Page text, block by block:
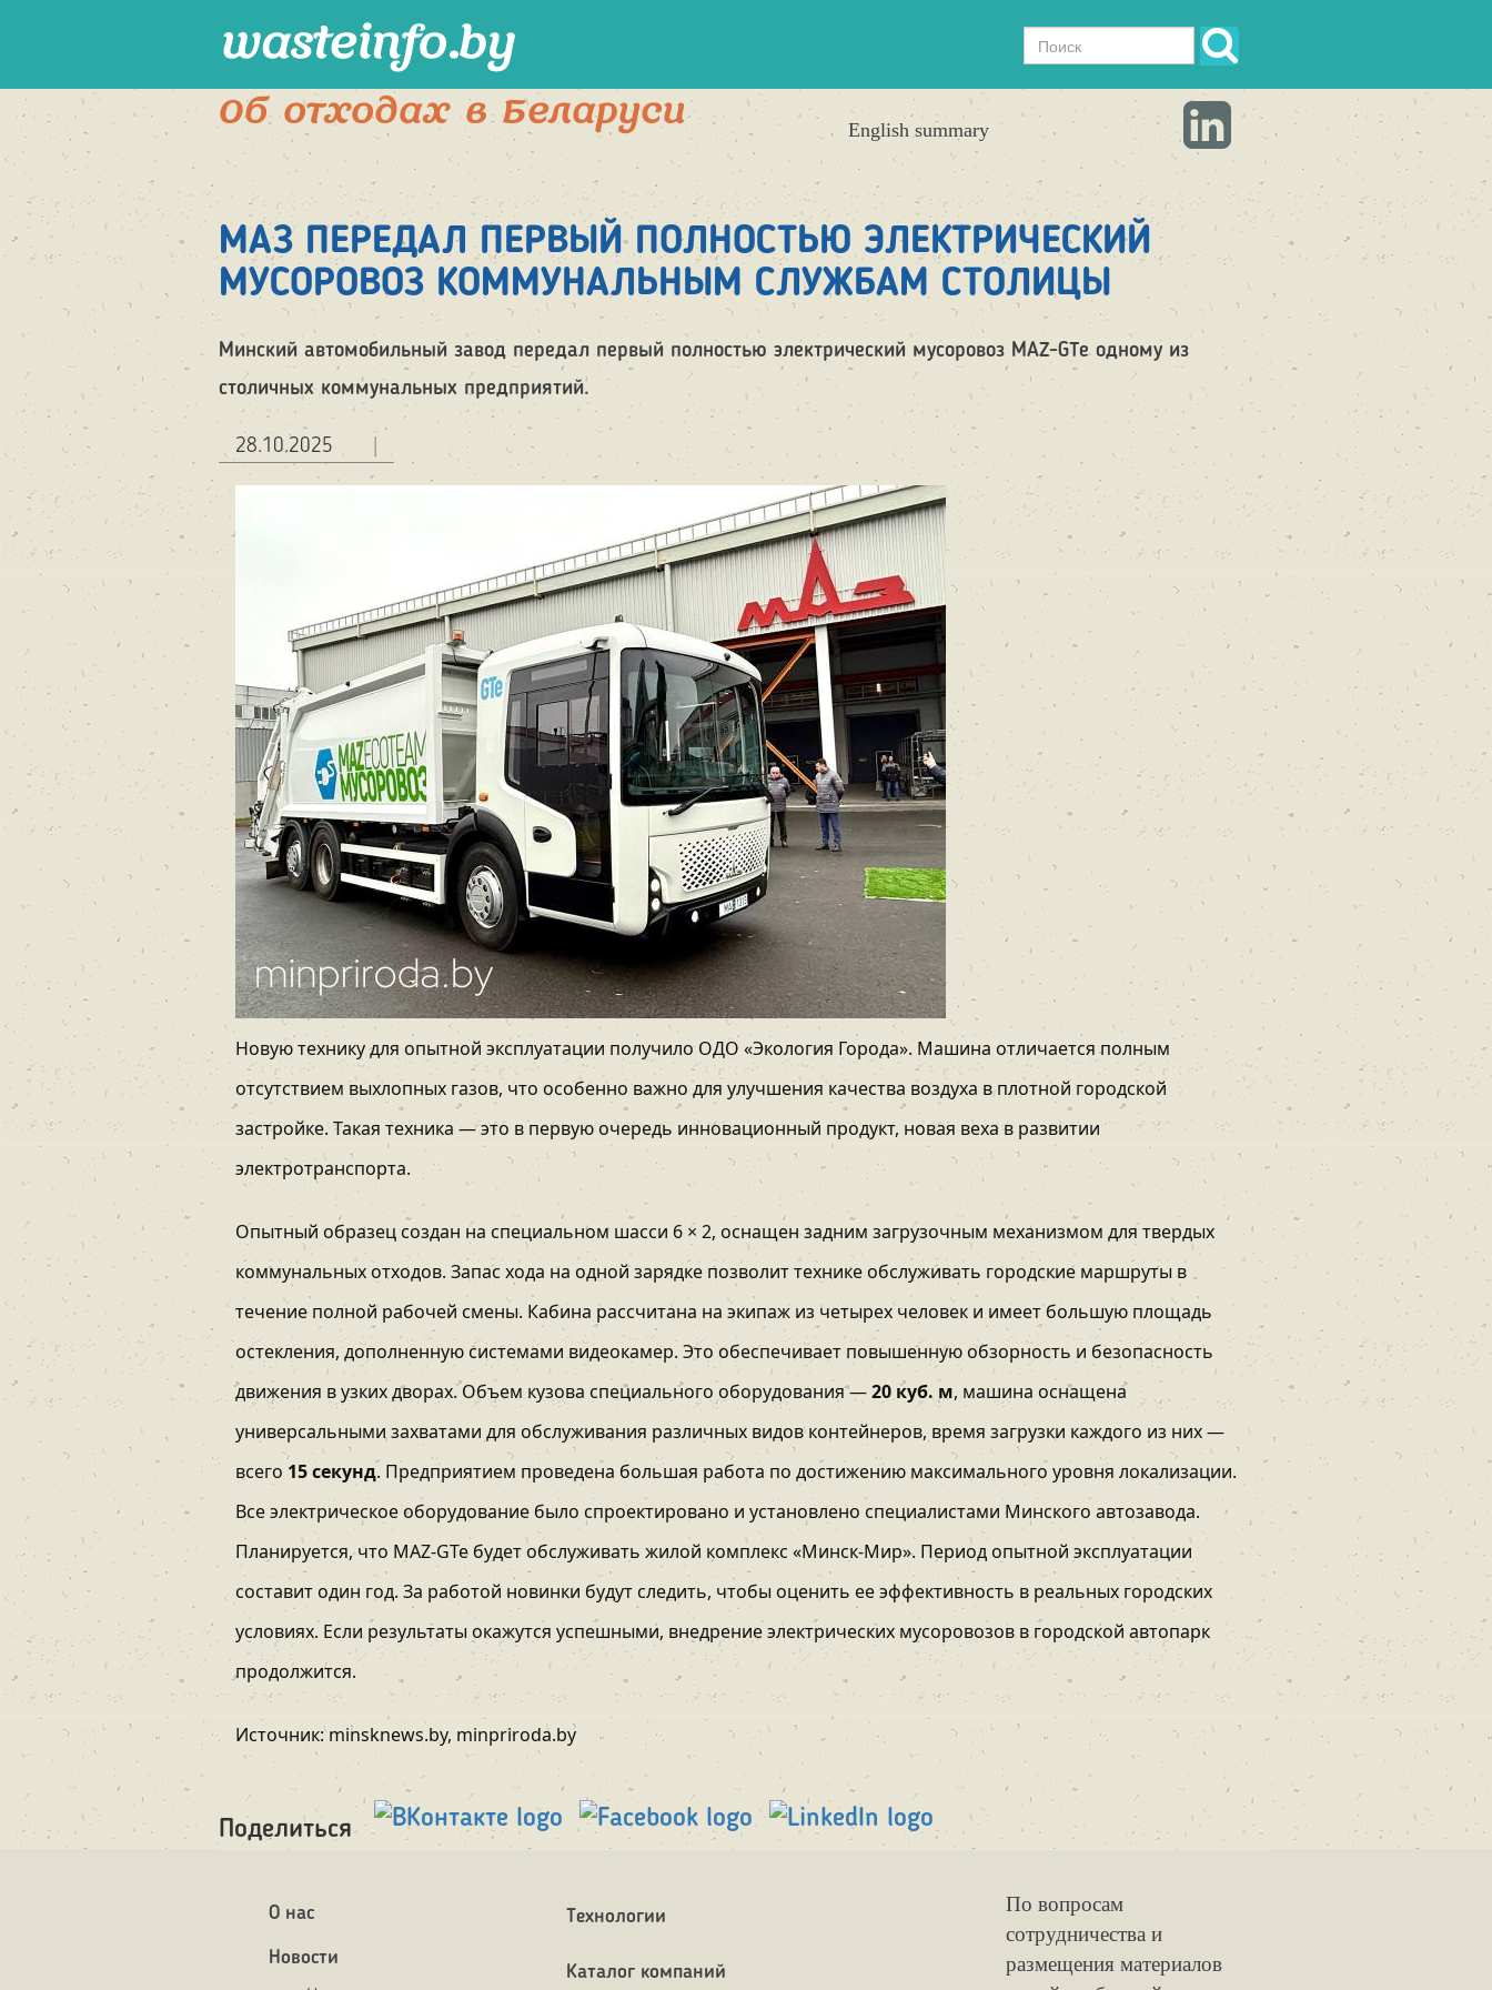
Форма
поиска
Поиск
Об отходах в Беларуси English summary
МАЗ ПЕРЕДАЛ ПЕРВЫЙ ПОЛНОСТЬЮ ЭЛЕКТРИЧЕСКИЙ
МУСОРОВОЗ КОММУНАЛЬНЫМ СЛУЖБАМ СТОЛИЦЫ
Минский автомобильный завод передал первый полностью электрический мусоровоз MAZ-GTe одному из
столичных коммунальных предприятий.
28.10.2025
Новую технику для опытной эксплуатации получило ОДО «Экология Города». Машина отличается полным
отсутствием выхлопных газов, что особенно важно для улучшения качества воздуха в плотной городской
застройке. Такая техника — это в первую очередь инновационный продукт, новая веха в развитии
электротранспорта.
Опытный образец создан на специальном шасси 6 × 2, оснащен задним загрузочным механизмом для твердых
коммунальных отходов. Запас хода на одной зарядке позволит технике обслуживать городские маршруты в
течение полной рабочей смены. Кабина рассчитана на экипаж из четырех человек и имеет большую площадь
остекления, дополненную системами видеокамер. Это обеспечивает повышенную обзорность и безопасность
движения в узких дворах. Объем кузова специального оборудования —20 куб. м, машина оснащена
универсальными захватами для обслуживания различных видов контейнеров, время загрузки каждого из них —
всего 15 секунд. Предприятием проведена большая работа по достижению максимального уровня локализации.
Все электрическое оборудование было спроектировано и установлено специалистами Минского автозавода.
Планируется, что MAZ-GTe будет обслуживать жилой комплекс «Минск-Мир». Период опытной эксплуатации
составит один год. За работой новинки будут следить, чтобы оценить ее эффективность в реальных городских
условиях. Если результаты окажутся успешными, внедрение электрических мусоровозов в городской автопарк
продолжится.
Источник: minsknews.by, minpriroda.by
Поделиться
О нас
Новости
Технологии
Каталог компаний
По вопросам
сотрудничества и
размещения материалов